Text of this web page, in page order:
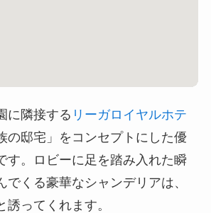
に隣接する リーガロイヤルホテ
の邸宅」をコンセプトにした優
す。ロビーに足を踏み入れた瞬
でくる豪華なシャンデリアは、
ってくれます。